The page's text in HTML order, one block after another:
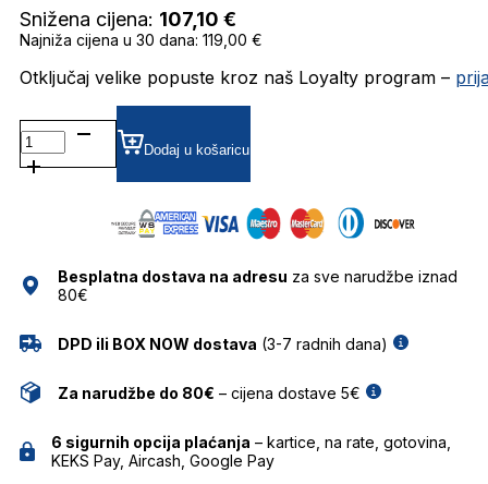
Snižena cijena: 107,10 €
Najniža cijena u 30 dana: 119,00 €
Otključaj velike popuste kroz naš Loyalty program –
PLX106-
2
SUNČANE
Dodaj u košaricu
Besplatna dostava na adresu za sve narudžbe iznad
80€
DPD ili BOX NOW dostava (3-7 radnih dana)
Za narudžbe do 80€ – cijena dostave 5€
6 sigurnih opcija plaćanja – kartice, na rate, gotovina,
KEKS Pay, Aircash, Google Pay